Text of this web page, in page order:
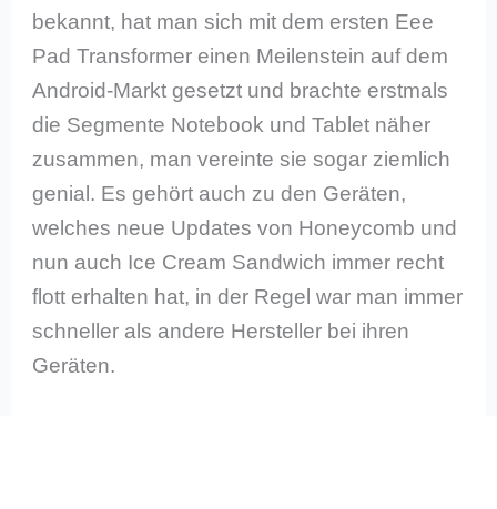
bekannt, hat man sich mit dem ersten Eee
Pad Transformer einen Meilenstein auf dem
Android-Markt gesetzt und brachte erstmals
die Segmente Notebook und Tablet näher
zusammen, man vereinte sie sogar ziemlich
genial. Es gehört auch zu den Geräten,
welches neue Updates von Honeycomb und
nun auch Ice Cream Sandwich immer recht
flott erhalten hat, in der Regel war man immer
schneller als andere Hersteller bei ihren
Geräten.